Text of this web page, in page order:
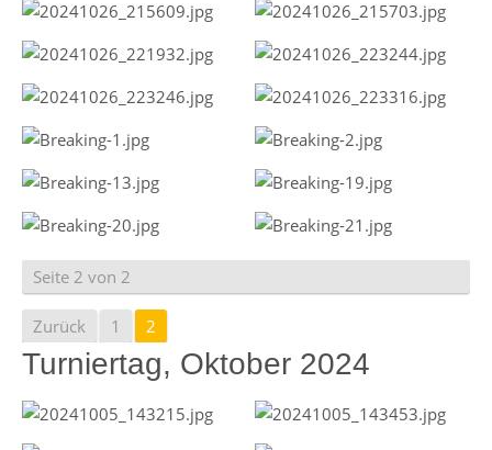
Seite 2 von 2
Zurück 1 2
Turniertag, Oktober 2024